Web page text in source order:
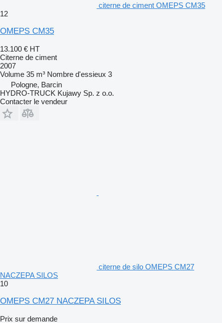
citerne de ciment OMEPS CM35
12
OMEPS CM35
13.100 € HT
Citerne de ciment
2007
Volume 35 m³ Nombre d'essieux 3
Pologne, Barcin
HYDRO-TRUCK Kujawy Sp. z o.o.
Contacter le vendeur
citerne de silo OMEPS CM27
NACZEPA SILOS
10
OMEPS CM27 NACZEPA SILOS
Prix sur demande